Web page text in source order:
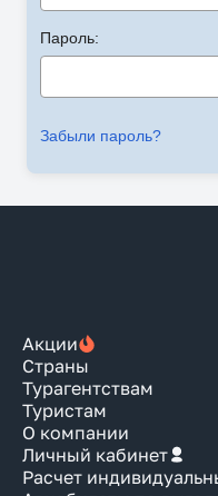
Пароль:
Забыли пароль?
Акции
Страны
Турагентствам
Туристам
О компании
Личный кабинет
Расчет